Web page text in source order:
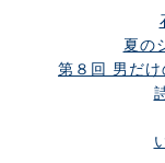
夏の
第８回 男だ